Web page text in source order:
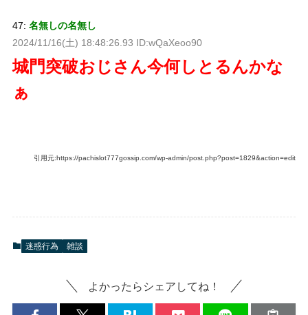
47: 名無しの名無し
2024/11/16(土) 18:48:26.93 ID:wQaXeoo90
城門突破おじさん今何しとるんかな
ぁ
引用元:https://pachislot777gossip.com/wp-admin/post.php?post=1829&action=edit
迷惑行為 雑談
よかったらシェアしてね！